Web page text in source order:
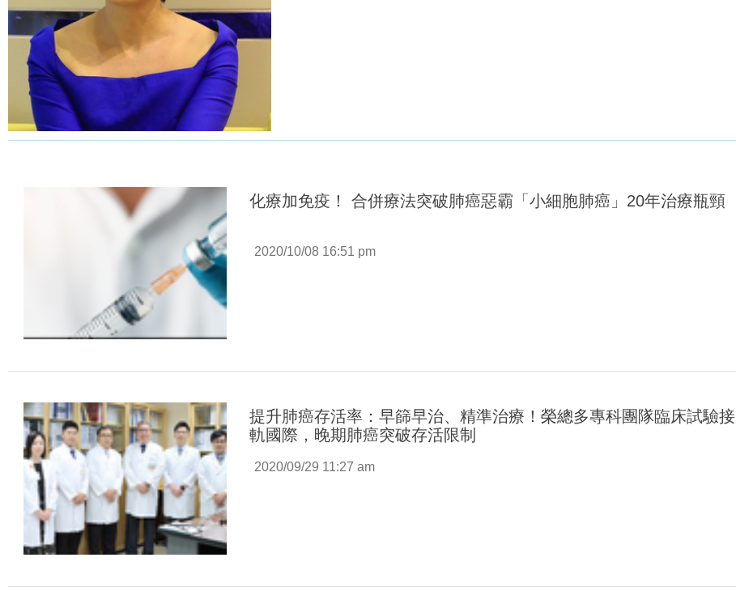
化療加免疫！ 合併療法突破肺癌惡霸「小細胞肺癌」20年治療瓶頸
2020/10/08 16:51 pm
提升肺癌存活率：早篩早治、精準治療！榮總多專科團隊臨床試驗接
軌國際，晚期肺癌突破存活限制
2020/09/29 11:27 am